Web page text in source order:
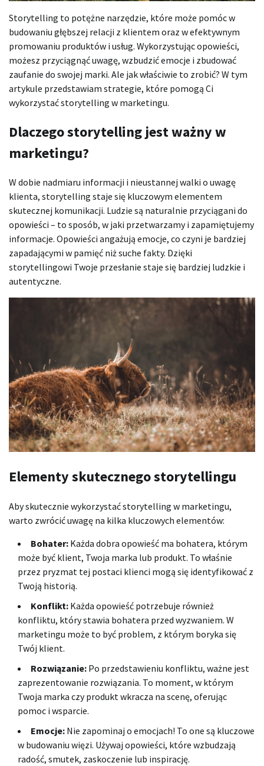
Storytelling to potężne narzędzie, które może pomóc w
budowaniu głębszej relacji z klientem oraz w efektywnym
promowaniu produktów i usług. Wykorzystując opowieści,
możesz przyciągnąć uwagę, wzbudzić emocje i zbudować
zaufanie do swojej marki. Ale jak właściwie to zrobić? W tym
artykule przedstawiam strategie, które pomogą Ci
wykorzystać storytelling w marketingu.
Dlaczego storytelling jest ważny w
marketingu?
W dobie nadmiaru informacji i nieustannej walki o uwagę
klienta, storytelling staje się kluczowym elementem
skutecznej komunikacji. Ludzie są naturalnie przyciągani do
opowieści – to sposób, w jaki przetwarzamy i zapamiętujemy
informacje. Opowieści angażują emocje, co czyni je bardziej
zapadającymi w pamięć niż suche fakty. Dzięki
storytellingowi Twoje przesłanie staje się bardziej ludzkie i
autentyczne.
Elementy skutecznego storytellingu
Aby skutecznie wykorzystać storytelling w marketingu,
warto zwrócić uwagę na kilka kluczowych elementów:
Bohater: Każda dobra opowieść ma bohatera, którym
może być klient, Twoja marka lub produkt. To właśnie
przez pryzmat tej postaci klienci mogą się identyfikować z
Twoją historią.
Konflikt: Każda opowieść potrzebuje również
konfliktu, który stawia bohatera przed wyzwaniem. W
marketingu może to być problem, z którym boryka się
Twój klient.
Rozwiązanie: Po przedstawieniu konfliktu, ważne jest
zaprezentowanie rozwiązania. To moment, w którym
Twoja marka czy produkt wkracza na scenę, oferując
pomoc i wsparcie.
Emocje: Nie zapominaj o emocjach! To one są kluczowe
w budowaniu więzi. Używaj opowieści, które wzbudzają
radość, smutek, zaskoczenie lub inspirację.